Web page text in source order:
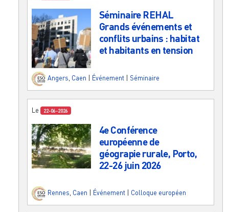
Séminaire REHAL
Grands événements et
conflits urbains : habitat
et habitants en tension
Angers Caen Événement Séminaire
Le 22-06-2026
4e Conférence
européenne de
géograpie rurale, Porto,
22-26 juin 2026
Rennes, Caen Événement Colloque européen